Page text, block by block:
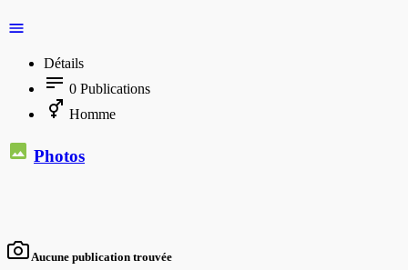
Détails
0 Publications
Homme
Photos
Aucune publication trouvée